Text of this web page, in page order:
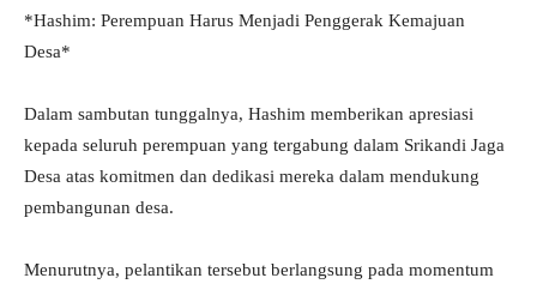
*Hashim: Perempuan Harus Menjadi Penggerak Kemajuan
Desa*
Dalam sambutan tunggalnya, Hashim memberikan apresiasi
kepada seluruh perempuan yang tergabung dalam Srikandi Jaga
Desa atas komitmen dan dedikasi mereka dalam mendukung
pembangunan desa.
Menurutnya, pelantikan tersebut berlangsung pada momentum